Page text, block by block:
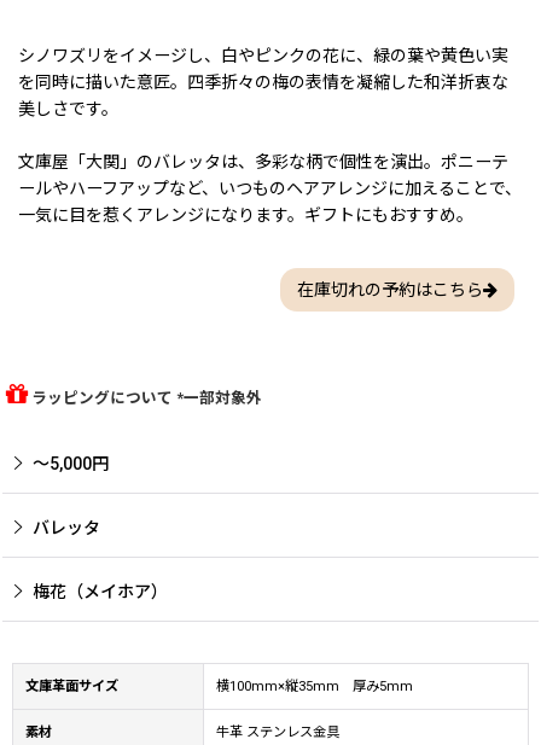
シノワズリをイメージし、白やピンクの花に、緑の葉や黄色い実
を同時に描いた意匠。四季折々の梅の表情を凝縮した和洋折衷な
美しさです。
文庫屋「大関」のバレッタは、多彩な柄で個性を演出。ポニーテ
ールやハーフアップなど、いつものヘアアレンジに加えることで、
一気に目を惹くアレンジになります。ギフトにもおすすめ。
在庫切れの予約はこちら
ラッピングについて *一部対象外
〜5,000円
バレッタ
梅花（メイホア）
文庫革面サイズ 横100mm×縦35mm 厚み5mm
素材 牛革 ステンレス金具